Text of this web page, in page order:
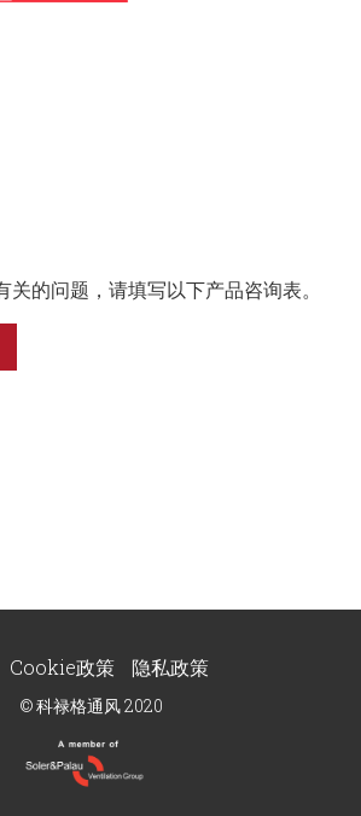
关的问题，请填写以下产品咨询表。
Cookie政策 隐私政策
© 科禄格通风 2020